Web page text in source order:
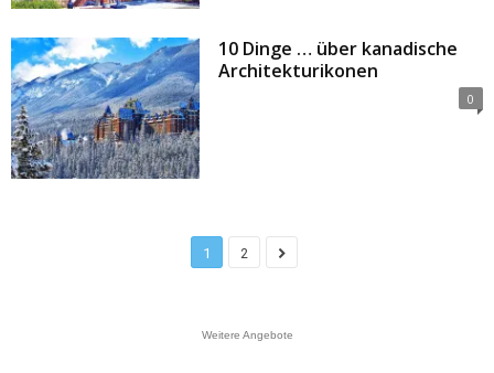
10 Dinge … über kanadische
Architekturikonen
0
1 2
Weitere Angebote